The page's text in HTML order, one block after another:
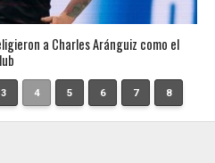
a Charles Aránguiz como el
3 4 5 6 7 8